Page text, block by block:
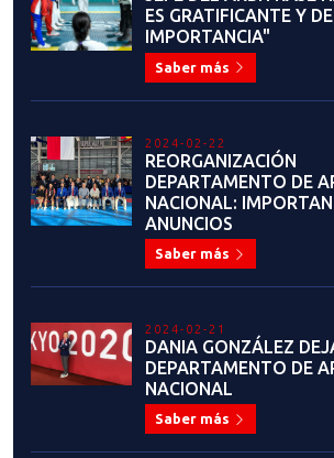
¡Estamos en busca de
auspiciadores
para apoyar y
Chile!
Saber más
2023-07-04
JUAN MANUEL LÓPEZ:
GRANDES EVENTOS"
Saber más